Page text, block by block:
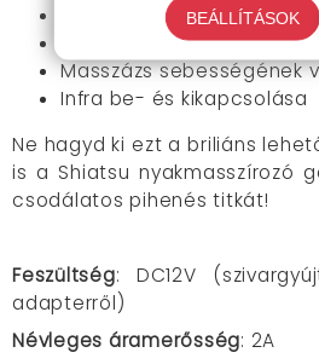
Masszírozógép be- és
Forgásirány változtatása
Masszázs sebességének
Infra be- és kikapcsolása
Ne hagyd ki ezt a briliáns
is a Shiatsu nyakmasszírozó
csodálatos pihenés titkát!
Feszültség: DC12V
adapterről)
Névleges áramerősség: 2A
BEÁLLÍTÁSOK